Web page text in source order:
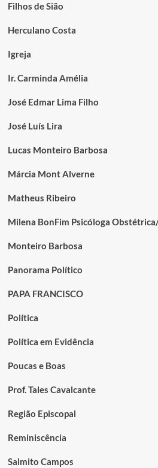
Filhos de Sião
Herculano Costa
Igreja
Ir. Carminda Amélia
José Edmar Lima Filho
José Luís Lira
Lucas Monteiro Barbosa
Márcia Mont Alverne
Matheus Ribeiro
Milena BonFim Psicóloga
Monteiro Barbosa
Panorama Político
PAPA FRANCISCO
Política
Política em Evidência
Poucas e Boas
Prof. Tales Cavalcante
Região Episcopal
Reminiscência
Salmito Campos